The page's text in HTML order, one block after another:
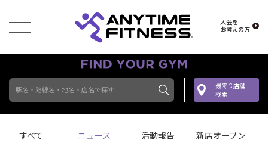
入会を
お考えの方
駅名・路線名・地名・店名で探す
最寄り店舗
検索
すべて ニュース 活動報告 新店オープン